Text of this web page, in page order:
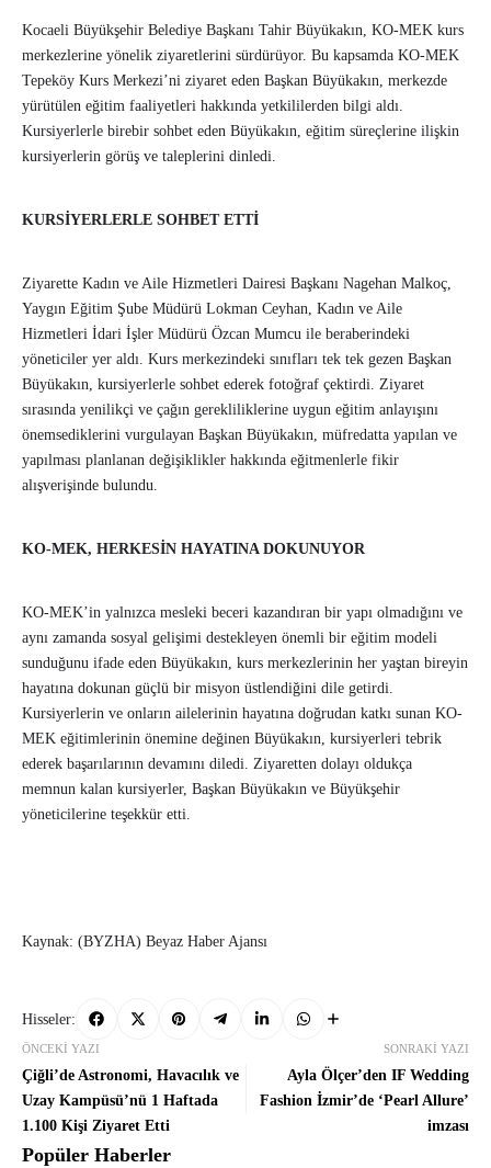
Kocaeli Büyükşehir Belediye Başkanı Tahir Büyükakın, KO-MEK kurs
merkezlerine yönelik ziyaretlerini sürdürüyor. Bu kapsamda KO-MEK
Tepeköy Kurs Merkezi’ni ziyaret eden Başkan Büyükakın, merkezde
yürütülen eğitim faaliyetleri hakkında yetkililerden bilgi aldı.
Kursiyerlerle birebir sohbet eden Büyükakın, eğitim süreçlerine ilişkin
kursiyerlerin görüş ve taleplerini dinledi.
KURSİYERLERLE SOHBET ETTİ
Ziyarette Kadın ve Aile Hizmetleri Dairesi Başkanı Nagehan Malkoç,
Yaygın Eğitim Şube Müdürü Lokman Ceyhan, Kadın ve Aile
Hizmetleri İdari İşler Müdürü Özcan Mumcu ile beraberindeki
yöneticiler yer aldı. Kurs merkezindeki sınıfları tek tek gezen Başkan
Büyükakın, kursiyerlerle sohbet ederek fotoğraf çektirdi. Ziyaret
sırasında yenilikçi ve çağın gerekliliklerine uygun eğitim anlayışını
önemsediklerini vurgulayan Başkan Büyükakın, müfredatta yapılan ve
yapılması planlanan değişiklikler hakkında eğitmenlerle fikir
alışverişinde bulundu.
KO-MEK, HERKESİN HAYATINA DOKUNUYOR
KO-MEK’in yalnızca mesleki beceri kazandıran bir yapı olmadığını ve
aynı zamanda sosyal gelişimi destekleyen önemli bir eğitim modeli
sunduğunu ifade eden Büyükakın, kurs merkezlerinin her yaştan bireyin
hayatına dokunan güçlü bir misyon üstlendiğini dile getirdi.
Kursiyerlerin ve onların ailelerinin hayatına doğrudan katkı sunan KO-
MEK eğitimlerinin önemine değinen Büyükakın, kursiyerleri tebrik
ederek başarılarının devamını diledi. Ziyaretten dolayı oldukça
memnun kalan kursiyerler, Başkan Büyükakın ve Büyükşehir
yöneticilerine teşekkür etti.
Kaynak: (BYZHA) Beyaz Haber Ajansı
Hisseler:
ÖNCEKI YAZI
Çiğli’de Astronomi, Havacılık ve
Uzay Kampüsü’nü 1 Haftada
1.100 Kişi Ziyaret Etti
SONRAKI YAZI
Ayla Ölçer’den IF Wedding
Fashion İzmir’de ‘Pearl Allure’
imzası
Popüler Haberler